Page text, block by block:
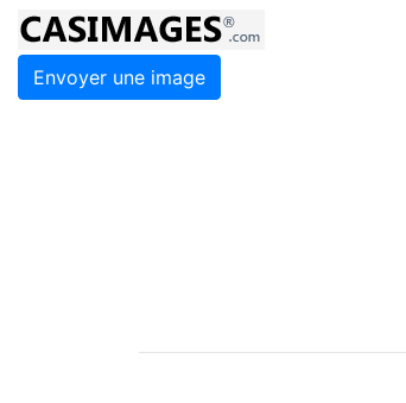
Envoyer une image